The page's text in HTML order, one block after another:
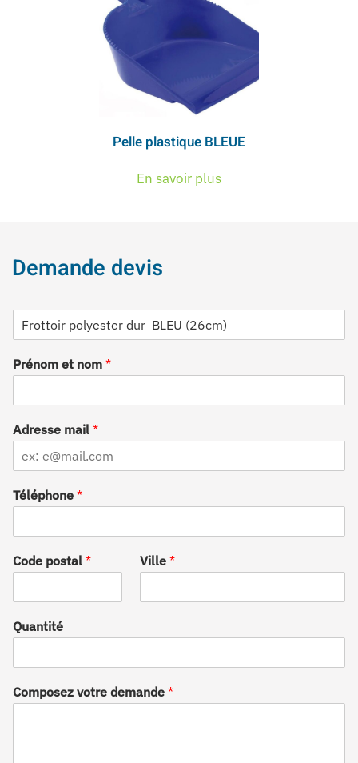
Pelle plastique BLEUE
En savoir plus
Demande devis
i
g
t
i
n
Prénom et nom *
Adresse mail *
Téléphone *
Code postal * Ville*
Quantité
Composez votre demande *